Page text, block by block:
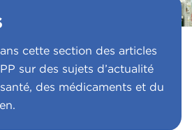
cette section des articles
sur des sujets d’actualité
des médicaments et du